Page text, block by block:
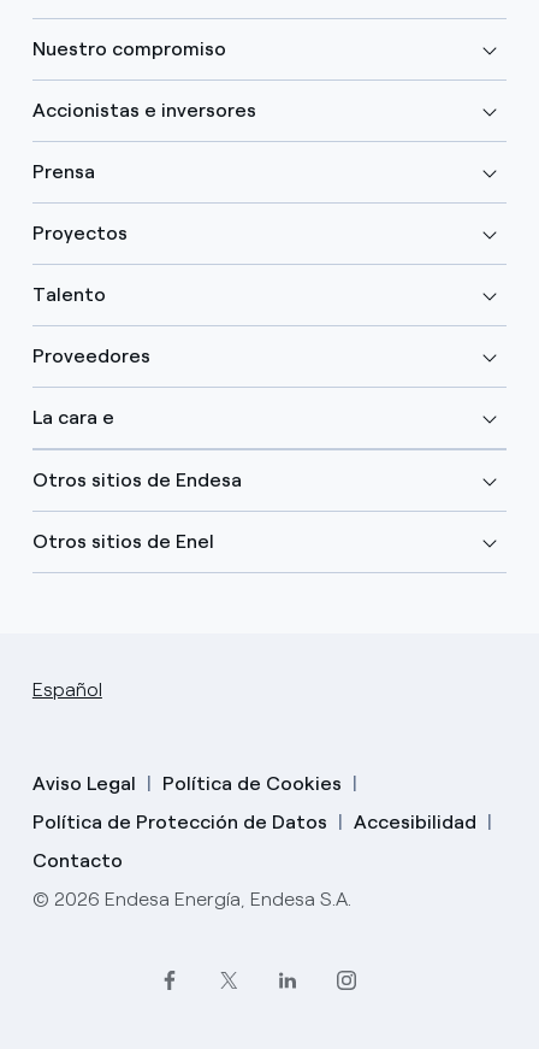
Nuestro compromiso
Accionistas e inversores
Prensa
Proyectos
Talento
Proveedores
La cara e
Otros sitios de Endesa
Otros sitios de Enel
Español
Aviso Legal
Política de Cookies
Política de Protección de Datos
Accesibilidad
Contacto
© 2026 Endesa Energía, Endesa S.A.